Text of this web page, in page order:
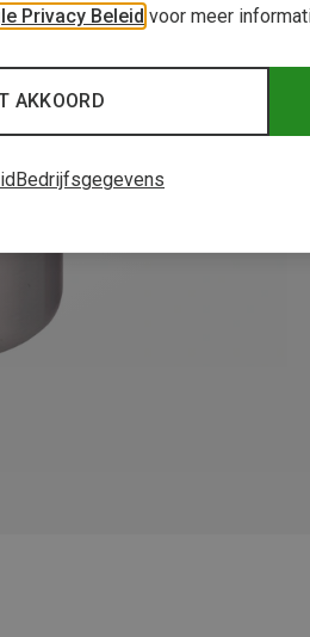
Privacy Beleid voor meer
AKKOORD
Bedrijfsgegevens